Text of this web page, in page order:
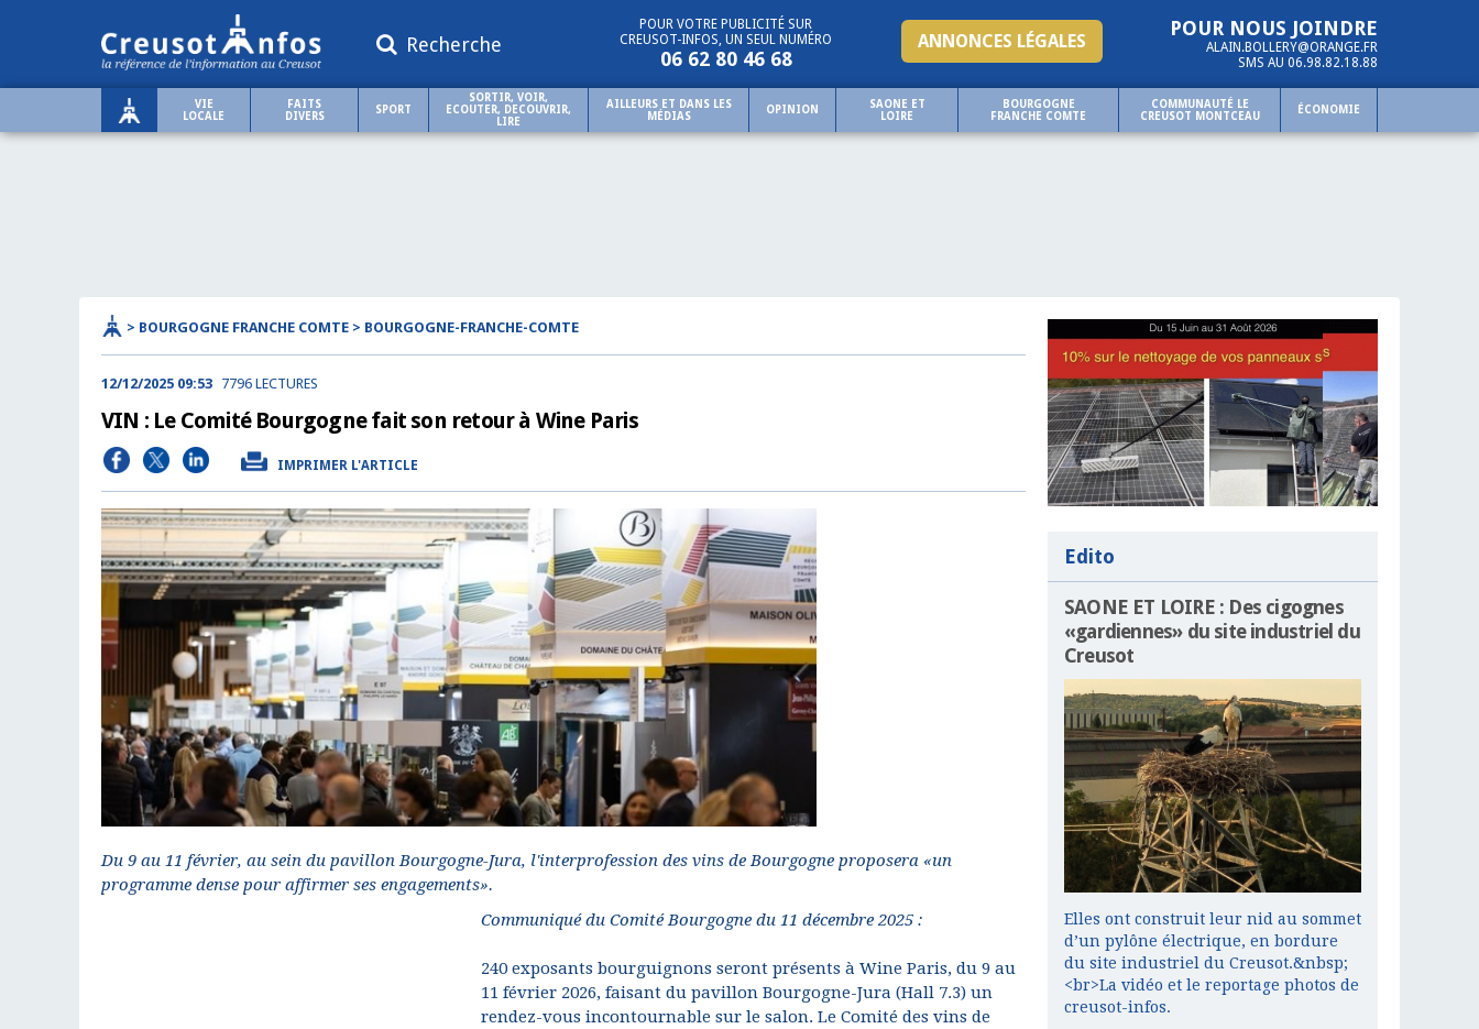
Recherche
POUR NOUS JOINDRE
ALAIN.BOLLERY@ORANGE.FR
SMS AU 06.98.82.18.88
ANNONCES LÉGALES
POUR VOTRE PUBLICITÉ SUR
CREUSOT-INFOS, UN SEUL NUMÉRO
06 62 80 46 68
VIE
LOCALE
FAITS
DIVERS
SPORT
SORTIR, VOIR,
ECOUTER, DECOUVRIR,
LIRE
AILLEURS ET DANS LES
MÉDIAS
OPINION
SAONE ET
LOIRE
BOURGOGNE
FRANCHE COMTE
COMMUNAUTÉ LE
CREUSOT MONTCEAU
ÉCONOMIE
> BOURGOGNE FRANCHE COMTE > BOURGOGNE-FRANCHE-COMTE
12/12/2025 09:53 7796 LECTURES
VIN : Le Comité Bourgogne fait son retour à Wine Paris
IMPRIMER L'ARTICLE
Du 9 au 11 février, au sein du pavillon Bourgogne-Jura, l'interprofession des vins de Bourgogne proposera «un
programme dense pour affirmer ses engagements».
Communiqué du Comité Bourgogne du 11 décembre 2025 :
240 exposants bourguignons seront présents à Wine Paris, du 9 au
11 février 2026, faisant du pavillon Bourgogne-Jura (Hall 7.3) un
rendez-vous incontournable sur le salon. Le Comité des vins de
Edito
SAONE ET LOIRE : Des cigognes
«gardiennes» du site industriel du
Creusot
Elles ont construit leur nid au sommet
d’un pylône électrique, en bordure
du site industriel du Creusot.&nbsp;
<br>La vidéo et le reportage photos de
creusot-infos.